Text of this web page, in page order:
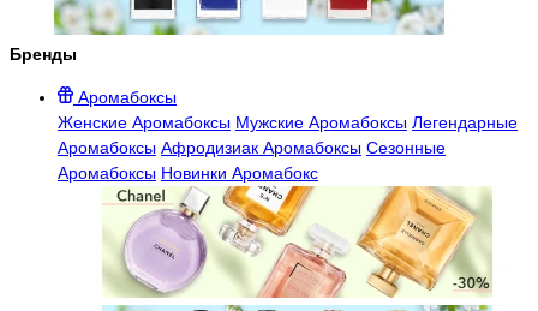
Бренды
Аромабоксы
Женские Аромабоксы Мужские Аромабоксы Легендарные
Аромабоксы Афродизиак Аромабоксы Сезонные
Аромабоксы Новинки Аромабокс